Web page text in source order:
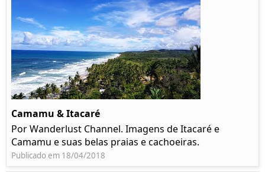
Camamu & Itacaré
Por Wanderlust Channel. Imagens de Itacaré e
Camamu e suas belas praias e cachoeiras.
Publicado em 18/04/2018